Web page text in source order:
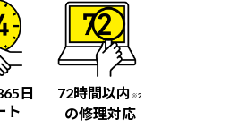
日
ト
72時間以内 ※2
の修理対応